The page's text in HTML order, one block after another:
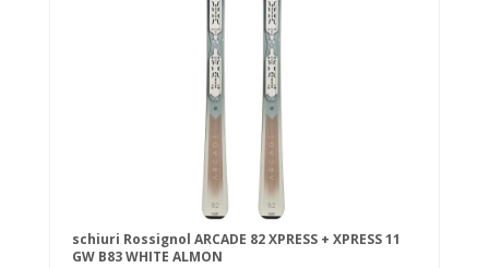
schiuri Rossignol ARCADE 82 XPRESS + XPRESS 11
GW B83 WHITE ALMON